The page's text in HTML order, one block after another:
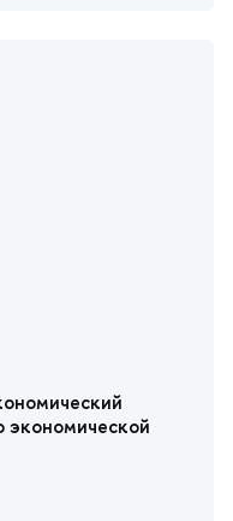
экономической